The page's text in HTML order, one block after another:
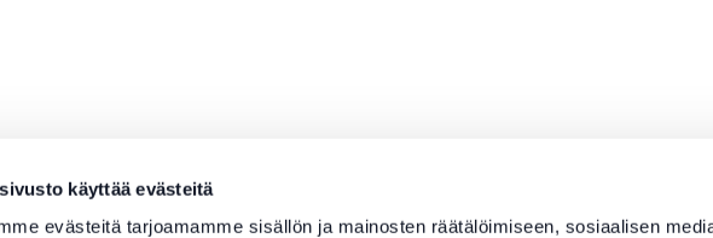
käyttää evästeitä
evästeitä tarjoamamme sisällön ja mainosten räätälöimiseen, sosiaalisen